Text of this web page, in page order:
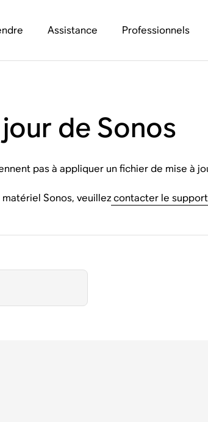
Assistance Professionnels
de Sonos
pas à appliquer un fichier de mise à
Sonos, veuillezcontacter le